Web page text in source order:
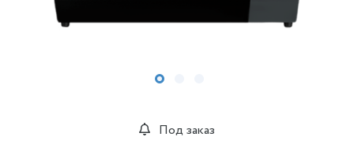
Под заказ